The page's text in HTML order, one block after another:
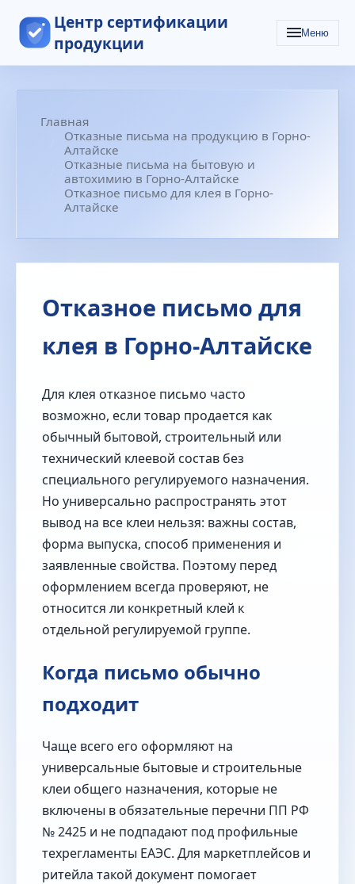
Центр сертификации
продукции
Меню
Главная
Отказные письма на продукцию в Горно-
Алтайске
Отказные письма на бытовую и
автохимию в Горно-Алтайске
Отказное письмо для клея в Горно-
Алтайске
Отказное письмо для
клея в Горно-Алтайске
Для клея отказное письмо часто
возможно, если товар продается как
обычный бытовой, строительный или
технический клеевой состав без
специального регулируемого назначения.
Но универсально распространять этот
вывод на все клеи нельзя: важны состав,
форма выпуска, способ применения и
заявленные свойства. Поэтому перед
оформлением всегда проверяют, не
относится ли конкретный клей к
отдельной регулируемой группе.
Когда письмо обычно
подходит
Чаще всего его оформляют на
универсальные бытовые и строительные
клеи общего назначения, которые не
включены в обязательные перечни ПП РФ
№ 2425 и не подпадают под профильные
техрегламенты ЕАЭС. Для маркетплейсов и
ритейла такой документ помогает